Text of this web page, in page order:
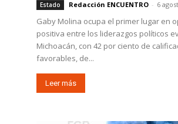
Estado Redacción ENCUENTRO - 6
Gaby Molina ocupa el primer lugar en
positiva entre los liderazgos políticos
Michoacán, con 42 por ciento de
favorables, de...
Leer más